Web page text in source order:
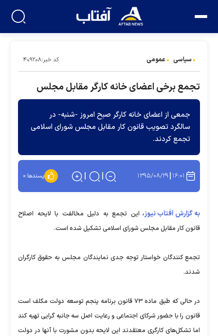
سیاسی عمومی کد خبر:۴۰۹۲۰۸
تجمع برخی اعضای خانه کارگر مقابل مجلس
جمعی از اعضای خانه کارگر صبح امروز -شنبه- در
سالگرد تصویب قانون کار مقابل مجلس شورای اسلامی
تجمع کردند.
۱۶:۰۱ ۱۳۹۵/۰۸/۲۹ پسندها:۰
به گزارش آفتاب نیوز، این تجمع به دلیل مخالفت با لایحه اصلاح
قانون کار مقابل مجلس شورای اسلامی تشکیل شده است.
تجمع کنندگان خواستار توجه جدی نمایندگان مجلس به حقوق کارگران
شدند.
در حالی که طبق ماده ۷۳ قانون برنامه پنجم توسعه دولت مکلف است
قانون را با حضور شرکای اجتماعی و رعایت اصل سه جانبه گرایی تهیه کند
اما تشکل‌های کارگری معتقدند این لایحه بدون مشورت با آنها در دولت